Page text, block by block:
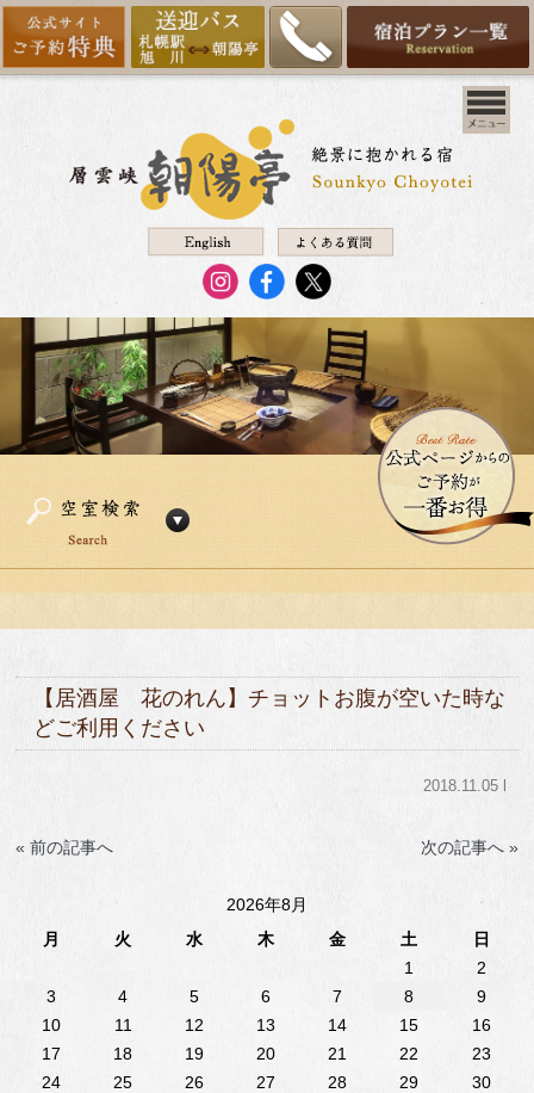
【居酒屋 花のれん】チョットお腹が空いた時な
どご利用ください
2018.11.05 l
« 前の記事へ 次の記事へ »
2026年8月
月
火 水 木 金 土
日
1
2
3
4 5 6 7 8
9
10
11 12 13 14 15
16
17
18 19 20 21 22
23
24
25 26 27 28 29
30